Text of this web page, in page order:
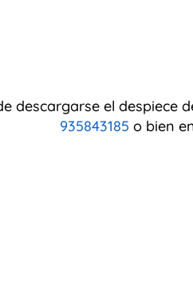
descargarse el despiece
935843185 o bien